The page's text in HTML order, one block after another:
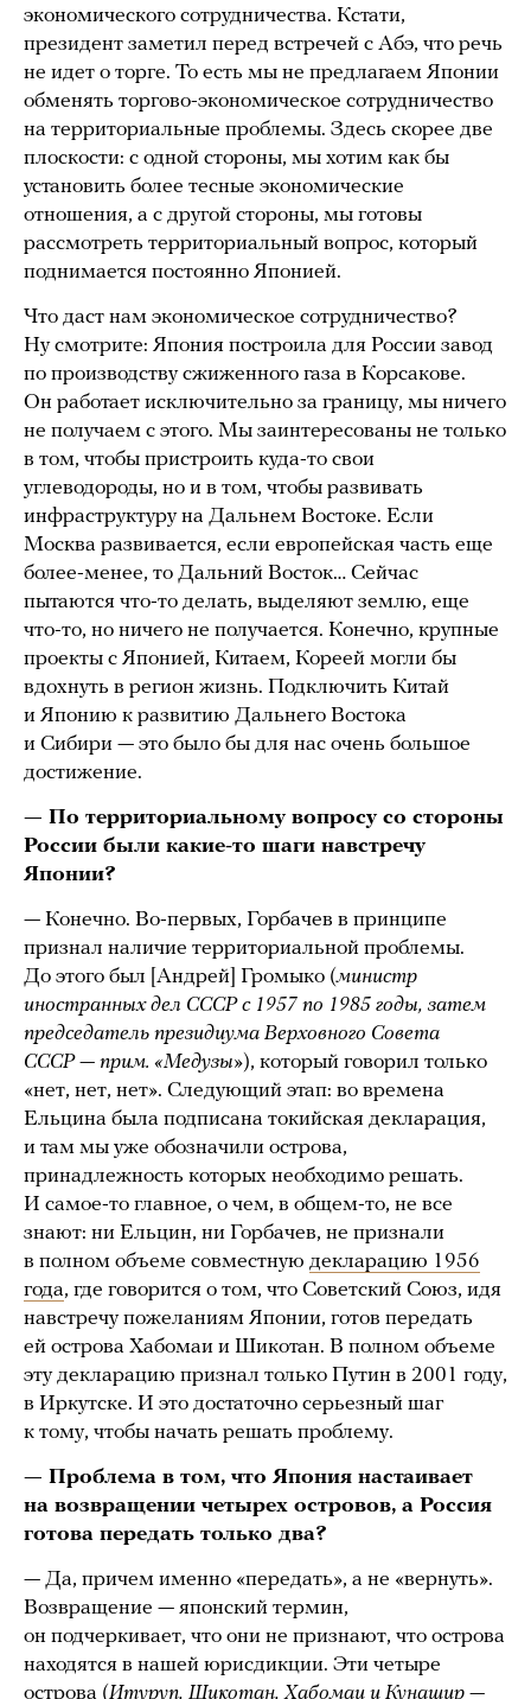
экономического сотрудничества. Кстати,
президент заметил перед встречей с Абэ, что речь
не идет о торге. То есть мы не предлагаем Японии
обменять торгово-экономическое сотрудничество
на территориальные проблемы. Здесь скорее две
плоскости: с одной стороны, мы хотим как бы
установить более тесные экономические
отношения, а с другой стороны, мы готовы
рассмотреть территориальный вопрос, который
поднимается постоянно Японией.
Что даст нам экономическое сотрудничество?
Ну смотрите: Япония построила для России завод
по производству сжиженного газа в Корсакове.
Он работает исключительно за границу, мы ничего
не получаем с этого. Мы заинтересованы не только
в том, чтобы пристроить куда-то свои
углеводороды, но и в том, чтобы развивать
инфраструктуру на Дальнем Востоке. Если
Москва развивается, если европейская часть еще
более-менее, то Дальний Восток… Сейчас
пытаются что-то делать, выделяют землю, еще
что-то, но ничего не получается. Конечно, крупные
проекты с Японией, Китаем, Кореей могли бы
вдохнуть в регион жизнь. Подключить Китай
и Японию к развитию Дальнего Востока
и Сибири — это было бы для нас очень большое
достижение.
— По территориальному вопросу со стороны
России были какие-то шаги навстречу
Японии?
— Конечно. Во-первых, Горбачев в принципе
признал наличие территориальной проблемы.
До этого был [Андрей] Громыко (министр
иностранных дел СССР с 1957 по 1985 годы, затем
председатель президиума Верховного Совета
СССР— прим. «Медузы»), который говорил только
«нет, нет, нет». Следующий этап: во времена
Ельцина была подписана токийская декларация,
и там мы уже обозначили острова,
принадлежность которых необходимо решать.
И самое-то главное, о чем, в общем-то, не все
знают: ни Ельцин, ни Горбачев, не признали
в полном объеме совместную декларацию 1956
года, где говорится о том, что Советский Союз, идя
навстречу пожеланиям Японии, готов передать
ей острова Хабомаи и Шикотан. В полном объеме
эту декларацию признал только Путин в 2001 году,
в Иркутске. И это достаточно серьезный шаг
к тому, чтобы начать решать проблему.
— Проблема в том, что Япония настаивает
на возвращении четырех островов, а Россия
готова передать только два?
— Да, причем именно «передать», а не «вернуть».
Возвращение — японский термин,
он подчеркивает, что они не признают, что острова
находятся в нашей юрисдикции. Эти четыре
острова (Итуруп, Шикотан, Хабомаи и Кунашир —